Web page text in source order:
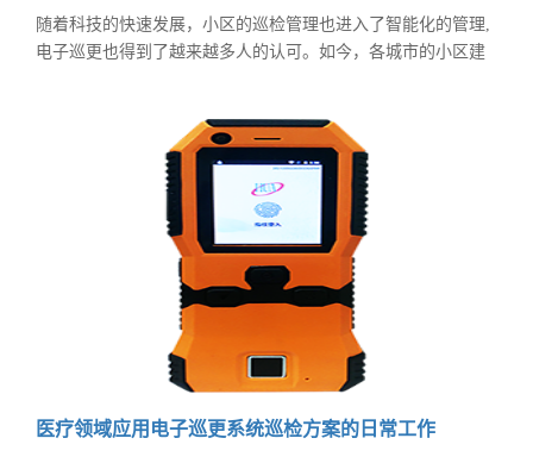
随着科技的快速发展，小区的巡检管理也进入了智能化的管理,
电子巡更也得到了越来越多人的认可。如今，各城市的小区建
要，智能化的管理能更好的监督保安人员的巡检工作，产品安
装简单，无需布线，信息钮可以非常方便地埋入墙中，防破
坏，无磨损。使用方便易学易懂。
医疗领域应用电子巡更系统巡检方案的日常工作